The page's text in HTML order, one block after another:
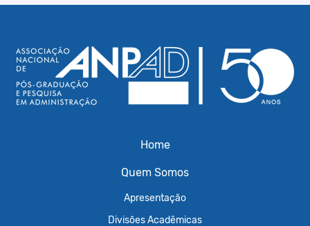
Home
Quem Somos
Apresentação
Divisões Acadêmicas